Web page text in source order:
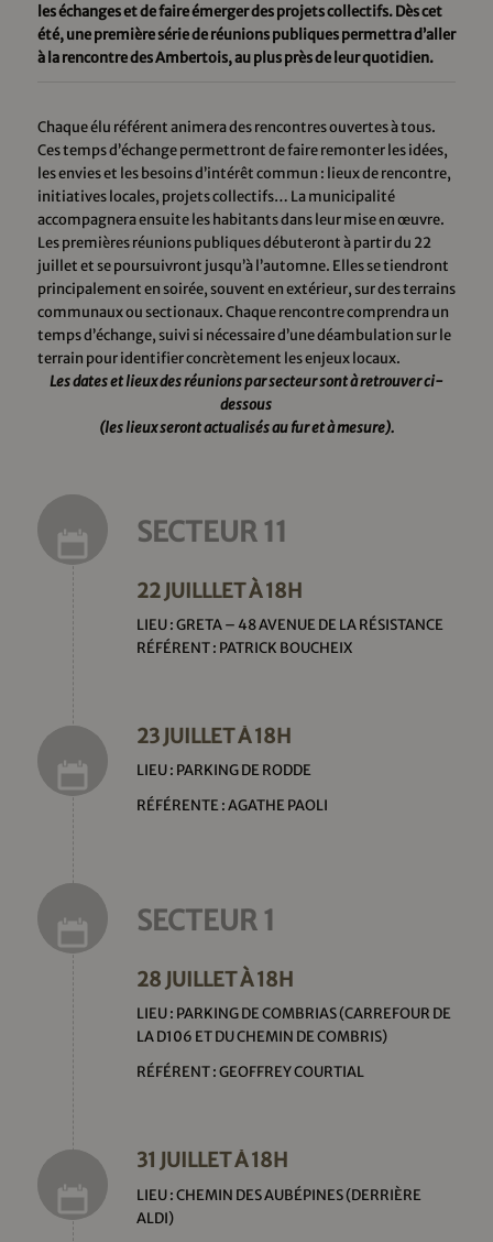
les échanges et de faire émerger des projets collectifs. Dès cet
été, une première série de réunions publiques permettra d’aller
à la rencontre des Ambertois, au plus près de leur quotidien.
Chaque élu référent animera des rencontres ouvertes à tous.
Ces temps d’échange permettront de faire remonter les idées,
les envies et les besoins d’intérêt commun : lieux de rencontre,
initiatives locales, projets collectifs… La municipalité
accompagnera ensuite les habitants dans leur mise en œuvre.
Les premières réunions publiques débuteront à partir du 22
juillet et se poursuivront jusqu’à l’automne. Elles se tiendront
principalement en soirée, souvent en extérieur, sur des terrains
communaux ou sectionaux. Chaque rencontre comprendra un
temps d’échange, suivi si nécessaire d’une déambulation sur le
terrain pour identifier concrètement les enjeux locaux.
Les dates et lieux des réunions par secteur sont à retrouver ci-
dessous
(les lieux seront actualisés au fur et à mesure).
SECTEUR 11
22 JUILLLET À 18H
LIEU : GRETA – 48 AVENUE DE LA RÉSISTANCE
RÉFÉRENT : PATRICK BOUCHEIX
23 JUILLET À 18H
LIEU : PARKING DE RODDE
RÉFÉRENTE : AGATHE PAOLI
SECTEUR 1
28 JUILLET À 18H
LIEU : PARKING DE COMBRIAS (CARREFOUR DE
LA D106 ET DU CHEMIN DE COMBRIS)
RÉFÉRENT : GEOFFREY COURTIAL
31 JUILLET À 18H
LIEU : CHEMIN DES AUBÉPINES (DERRIÈRE
ALDI)